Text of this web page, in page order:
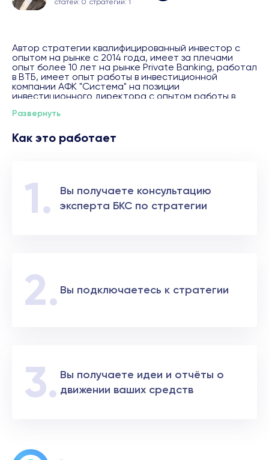
статей: 0 стратегий: 1
Автор стратегии квалифицированный инвестор с
опытом на рынке с 2014 года, имеет за плечами
опыт более 10 лет на рынке Private Banking, работал
в ВТБ, имеет опыт работы в инвестиционной
компании АФК "Система" на позиции
инвестиционного директора с опытом работы в
компаний. Аттестат ФСФР 1.0.
Развернуть
Как это работает
Вы получаете консультацию
эксперта БКС по стратегии
Вы подключаетесь к стратегии
Вы получаете идеи и отчёты о
движении ваших средств